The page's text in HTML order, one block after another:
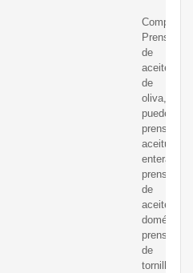
Compra
Prensa
de
aceite
de
oliva,
puede
prensar
aceitunas
enteras,
prensa
de
aceite
doméstica,
prensa
de
tornillo